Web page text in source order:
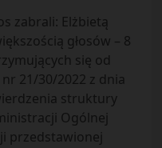
zabrali: Elżbietą
głosów – 8
się od
nr 21/30/2022 z dnia
struktury
Ogólnej
przedstawionej